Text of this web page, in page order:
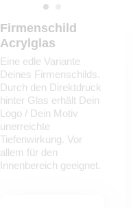
Firmenschild
Acrylglas
Eine edle Variante
Deines Firmenschilds.
Durch den Direktdruck
hinter Glas erhält Dein
Logo / Dein Motiv
unerreichte
Tiefenwirkung. Vor
allem für den
Innenbereich geeignet.